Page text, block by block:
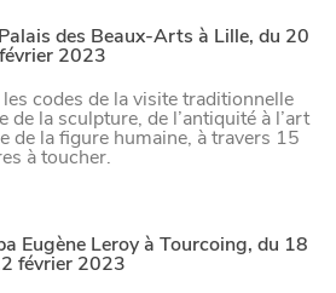
des Beaux-Arts à Lille, du 20
2023
codes de la visite traditionnelle
de la sculpture, de l’antiquité à l’art
de la figure humaine, à travers 15
à toucher.
Eugène Leroy à Tourcoing, du 18
février 2023